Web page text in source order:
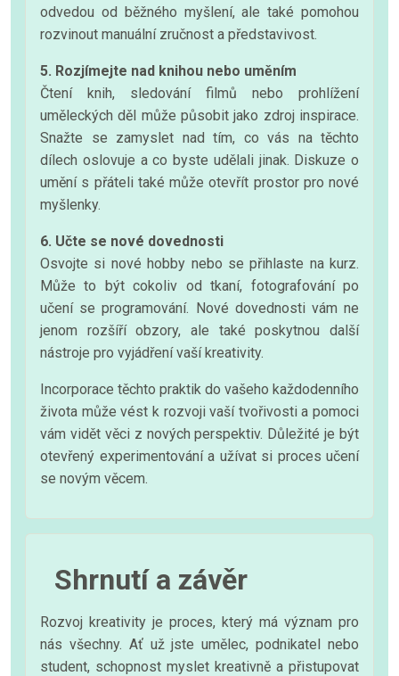
odvedou od běžného myšlení, ale také pomohou
rozvinout manuální zručnost a představivost.
5. Rozjímejte nad knihou nebo uměním
Čtení knih, sledování filmů nebo prohlížení
uměleckých děl může působit jako zdroj inspirace.
Snažte se zamyslet nad tím, co vás na těchto
dílech oslovuje a co byste udělali jinak. Diskuze o
umění s přáteli také může otevřít prostor pro nové
myšlenky.
6. Učte se nové dovednosti
Osvojte si nové hobby nebo se přihlaste na kurz.
Může to být cokoliv od tkaní, fotografování po
učení se programování. Nové dovednosti vám ne
jenom rozšíří obzory, ale také poskytnou další
nástroje pro vyjádření vaší kreativity.
Incorporace těchto praktik do vašeho každodenního
života může vést k rozvoji vaší tvořivosti a pomoci
vám vidět věci z nových perspektiv. Důležité je být
otevřený experimentování a užívat si proces učení
se novým věcem.
Shrnutí a závěr
Rozvoj kreativity je proces, který má význam pro
nás všechny. Ať už jste umělec, podnikatel nebo
student, schopnost myslet kreativně a přistupovat